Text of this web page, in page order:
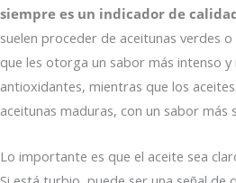
siempre es un indicador de
suelen proceder de aceitunas verdes
que les otorga un sabor más intenso
antioxidantes, mientras que los
aceitunas maduras, con un sabor más
Lo importante es que el aceite sea